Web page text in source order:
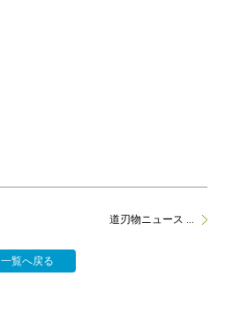
一覧へ戻る
道刃物ニュース ...